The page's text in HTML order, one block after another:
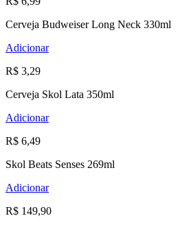
Cerveja Budweiser Long Neck 330ml
Adicionar
R$ 3,29
Cerveja Skol Lata 350ml
Adicionar
R$ 6,49
Skol Beats Senses 269ml
Adicionar
R$ 149,90